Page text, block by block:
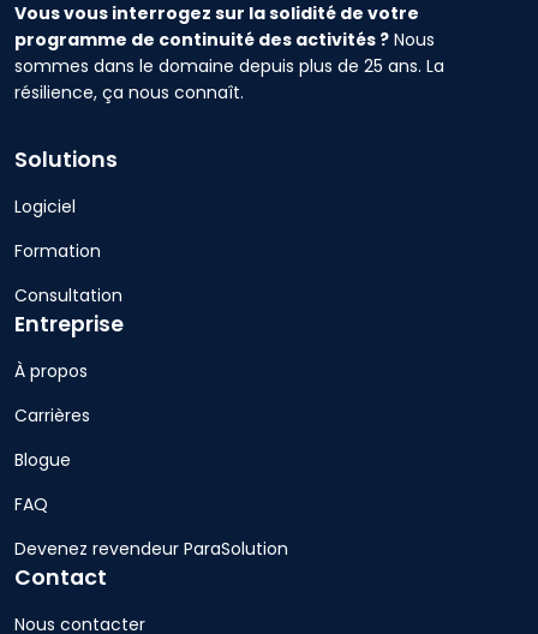
Vous vous interrogez sur la solidité de votre
programme de continuité des activités ? Nous
sommes dans le domaine depuis plus de 25 ans. La
résilience, ça nous connaît.
Solutions
Logiciel
Formation
Consultation
Entreprise
À propos
Carrières
Blogue
FAQ
Devenez revendeur ParaSolution
Contact
Nous contacter